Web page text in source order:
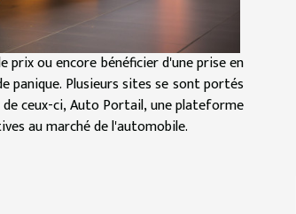
ou encore bénéficier d'une prise en
panique. Plusieurs sites se sont portés
ceux-ci, Auto Portail, une plateforme
au marché de l'automobile.